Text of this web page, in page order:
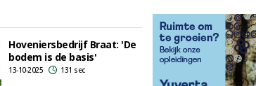
Hoveniersbedrijf Braat: 'De
bodem is de basis'
13-10-2025 131 sec